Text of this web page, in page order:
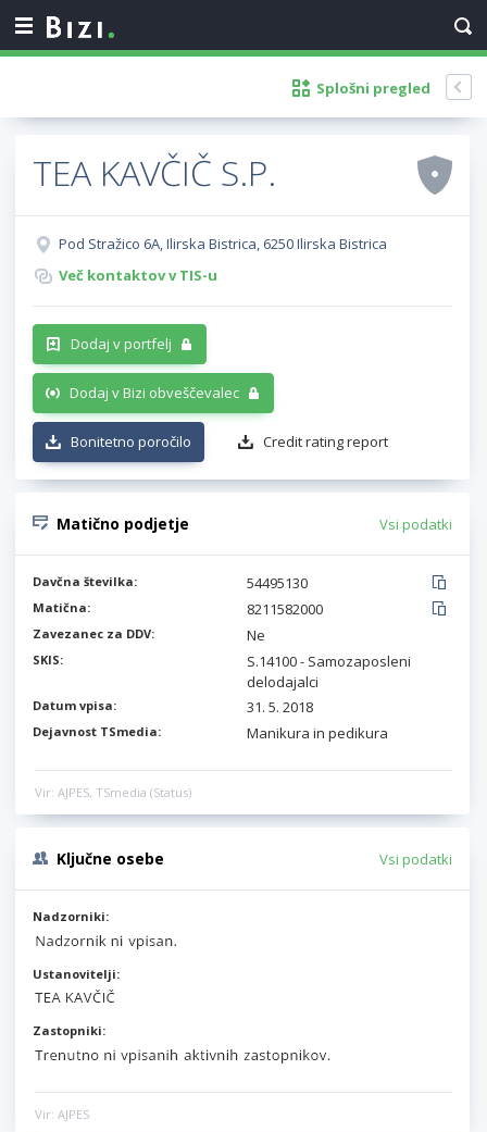
Splošni pregled
TEA KAVČIČ S.P.
Pod Stražico 6A, Ilirska Bistrica, 6250 Ilirska Bistrica
Več kontaktov v TIS-u
Dodaj v portfelj
Dodaj v Bizi obveščevalec
Bonitetno poročilo Credit rating report
Matično podjetje Vsi podatki
Davčna številka: 54495130
Matična: 8211582000
Zavezanec za DDV: Ne
SKIS:
S.14100 - Samozaposleni
delodajalci
Datum vpisa: 31. 5. 2018
Dejavnost TSmedia: Manikura in pedikura
Vir: AJPES, TSmedia (Status)
Ključne osebe Vsi podatki
Nadzorniki:
Ustanovitelji:
Zastopniki:
Vir: AJPES